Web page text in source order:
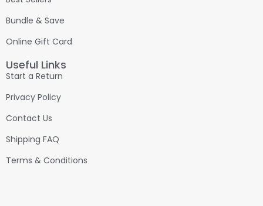
Bundle & Save
Online Gift Card
Useful Links
Start a Return
Privacy Policy
Contact Us
Shipping FAQ
Terms & Conditions